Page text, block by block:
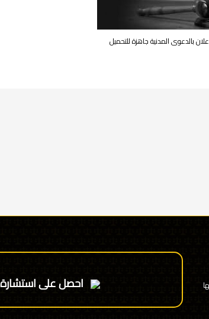
بالدعوى المدنية جاهزة للتحميل
احصل على